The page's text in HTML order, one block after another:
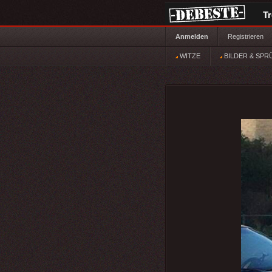
Anmelden Registrieren
WITZE BILDER &